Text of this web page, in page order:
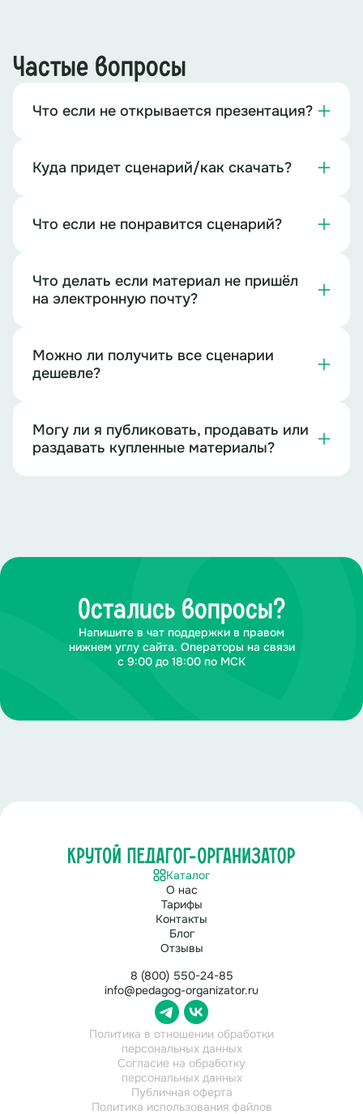
Частые вопросы
Что если не открывается презентация?
Куда придет сценарий/как скачать?
Что если не понравится сценарий?
Что делать если материал не пришёл
на электронную почту?
Можно ли получить все сценарии
дешевле?
Могу ли я публиковать, продавать или
раздавать купленные материалы?
Остались вопросы?
Напишите в чат поддержки в правом
нижнем углу сайта. Операторы на связи
с 9:00 до 18:00 по МСК
Каталог
О нас
Тарифы
Контакты
Блог
Отзывы
8 (800) 550-24-85
info@pedagog-organizator.ru
Политика в отношении обработки
персональных данных
Согласие на обработку
персональных данных
Публичная оферта
Политика использования файлов